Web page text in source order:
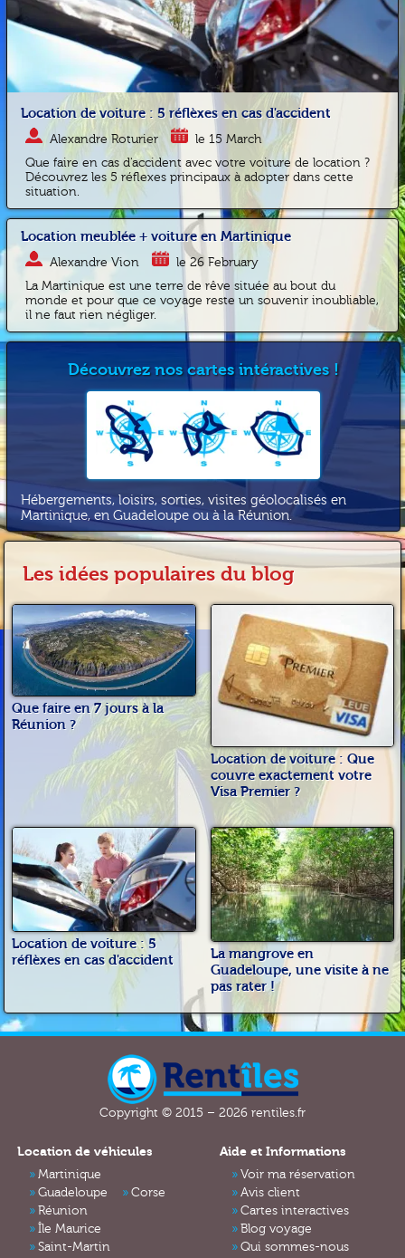
Location de voiture : 5 réflèxes en cas d'accident
Alexandre Roturier
le 15 March
Que faire en cas d'accident avec votre voiture de location ?
Découvrez les 5 réflexes principaux à adopter dans cette
situation.
Location meublée + voiture en Martinique
Alexandre Vion
le 26 February
La Martinique est une terre de rêve située au bout du
monde et pour que ce voyage reste un souvenir inoubliable,
il ne faut rien négliger.
Découvrez nos cartes intéractives !
Hébergements, loisirs, sorties, visites géolocalisés en
Martinique, en Guadeloupe ou à la Réunion.
Les idées populaires du blog
Que faire en 7 jours à la
Réunion ?
Location de voiture : Que
couvre exactement votre
Visa Premier ?
Location de voiture : 5
réflèxes en cas d'accident
La mangrove en
Guadeloupe, une visite à ne
pas rater !
Copyright © 2015 – 2026 rentiles.fr
Location de véhicules
Martinique
Guadeloupe
Corse
Réunion
Île Maurice
Saint-Martin
Aide et Informations
Voir ma réservation
Avis client
Cartes interactives
Blog voyage
Qui sommes-nous